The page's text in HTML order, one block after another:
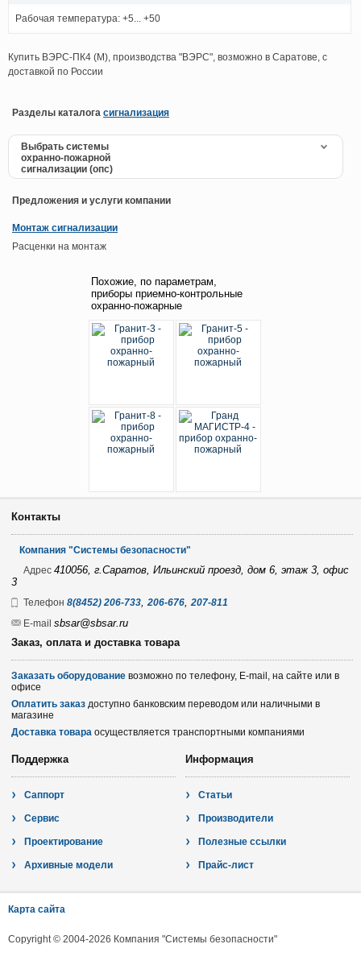
Рабочая температура: +5... +50
Купить ВЭРС-ПК4 (М), производства "ВЭРС", возможно в Саратове, с
доставкой по России
Разделы каталога сигнализация
Выбрать системы
охранно-пожарной
сигнализации (опс)
Предложения и услуги компании
Монтаж сигнализации
Расценки на монтаж
Похожие, по параметрам,
приборы приемно-контрольные
охранно-пожарные
Контакты
Компания "Системы безопасности"
Адрес 410056, г.Саратов, Ильинский проезд, дом 6, этаж 3, офис
3
Телефон 8(8452) 206-733,206-676,207-811
E-mail sbsar@sbsar.ru
Заказ, оплата и доставка товара
Заказать оборудование возможно по телефону, E-mail, на сайте или в
офисе
Оплатить заказ доступно банковским переводом или наличными в
магазине
Доставка товара осуществляется транспортными компаниями
Поддержка
Саппорт
Сервис
Проектирование
Архивные модели
Информация
Статьи
Производители
Полезные ссылки
Прайс-лист
Карта сайта
Copyright © 2004-2026 Компания "Системы безопасности"